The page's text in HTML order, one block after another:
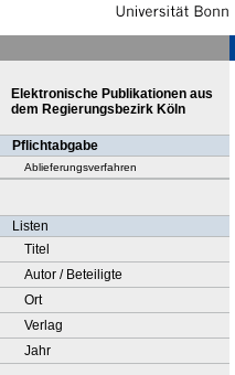
Elektronische Publikationen aus
dem Regierungsbezirk Köln
Pflichtabgabe
Ablieferungsverfahren
Listen
Titel
Autor / Beteiligte
Ort
Verlag
Jahr